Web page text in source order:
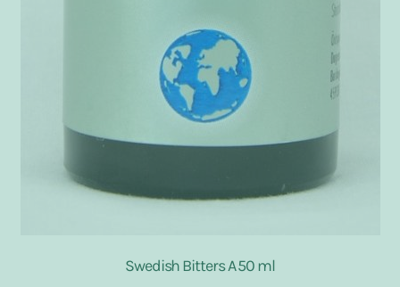
Swedish Bitters A 50 ml